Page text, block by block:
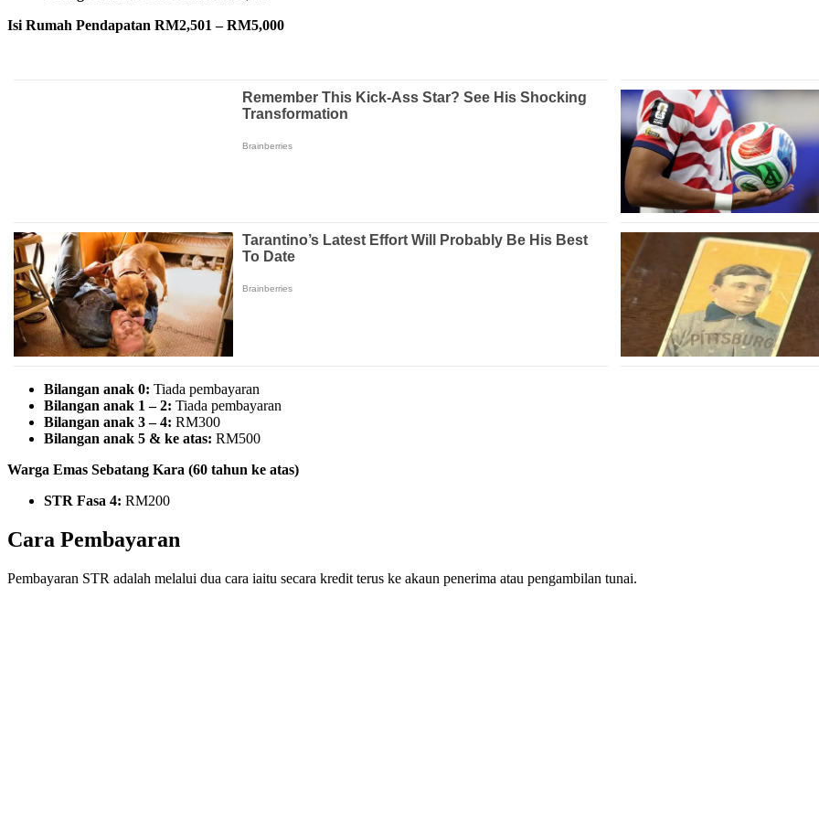
Isi Rumah Pendapatan RM2,501 – RM5,000
Bilangan anak 0: Tiada pembayaran
Bilangan anak 1 – 2: Tiada pembayaran
Bilangan anak 3 – 4: RM300
Bilangan anak 5 & ke atas: RM500
Warga Emas Sebatang Kara (60 tahun ke atas)
STR Fasa 4: RM200
Cara Pembayaran
Pembayaran STR adalah melalui dua cara iaitu secara kredit terus ke akaun penerima atau pengambilan tunai.